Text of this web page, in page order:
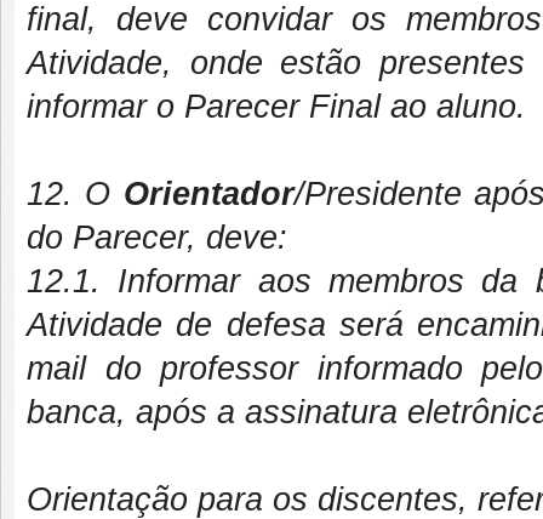
final, deve convidar os
Atividade, onde estão
informar o Parecer Final ao aluno.
12. O Orientador/Presidente
do Parecer, deve:
12.1. Informar aos membros da
Atividade de defesa será
mail do professor informado
banca, após a assinatura
Orientação para os discentes,